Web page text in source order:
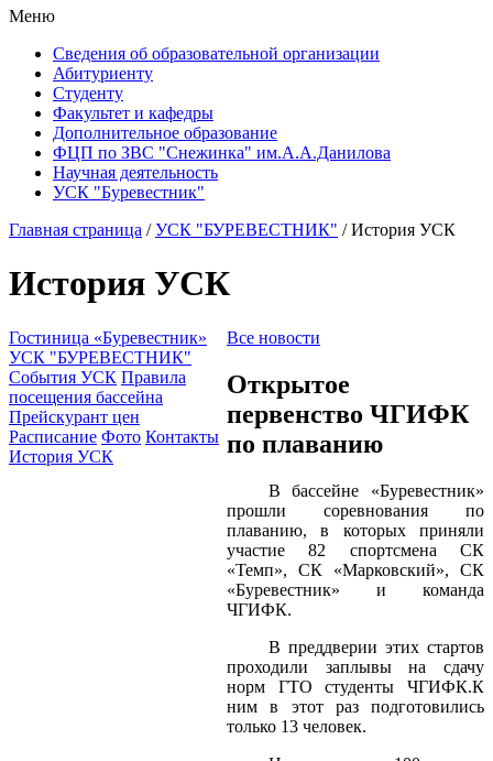
Меню
Сведения об образовательной организации
Абитуриенту
Студенту
Факультет и кафедры
Дополнительное образование
ФЦП по ЗВС "Снежинка" им.А.А.Данилова
Научная деятельность
УСК "Буревестник"
Главная страница / УСК "БУРЕВЕСТНИК" / История УСК
История УСК
Гостиница «Буревестник»
УСК "БУРЕВЕСТНИК"
События УСК Правила
посещения бассейна
Прейскурант цен
Расписание Фото Контакты
История УСК
Все новости
Открытое
первенство ЧГИФК
по плаванию
В бассейне «Буревестник»
прошли соревнования по
плаванию, в которых приняли
участие 82 спортсмена СК
«Темп», СК «Марковский», СК
«Буревестник» и команда
ЧГИФК.
В преддверии этих стартов
проходили заплывы на сдачу
норм ГТО студенты ЧГИФК.К
ним в этот раз подготовились
только 13 человек.